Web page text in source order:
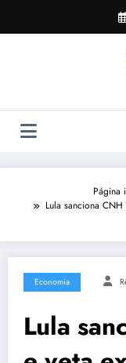
o
Página
Lula sanciona
Economia
Lula